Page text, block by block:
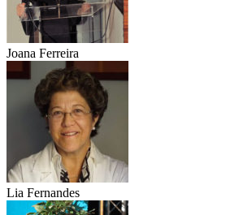
Joana Ferreira
Lia Fernandes